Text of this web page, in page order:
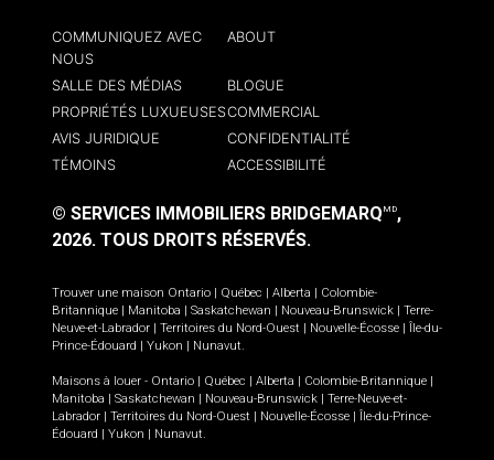
COMMUNIQUEZ AVEC
NOUS
ABOUT
SALLE DES MÉDIAS
BLOGUE
PROPRIÉTÉS LUXUEUSESCOMMERCIAL
AVIS JURIDIQUE
CONFIDENTIALITÉ
TÉMOINS
ACCESSIBILITÉ
© SERVICES IMMOBILIERS BRIDGEMARQ MD,
2026. TOUS DROITS RÉSERVÉS.
Trouver une maison Ontario Québec Alberta
Colombie-
Britannique
Manitoba Saskatchewan Nouveau-Brunswick
Terre-
Neuve-et-Labrador
Territoires du Nord-Ouest Nouvelle-Écosse
Île-du-
Prince-Édouard
Yukon Nunavut.
Maisons à louer - Ontario Québec Alberta Colombie-Britannique
Manitoba
Saskatchewan Nouveau-Brunswick
Terre-Neuve-et-
Labrador
Territoires du Nord-Ouest Nouvelle-Écosse
Île-du-Prince-
Édouard
Yukon Nunavut.